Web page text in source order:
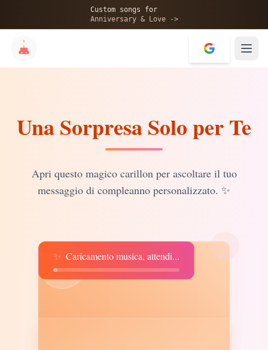
Custom songs for
Anniversary & Love ->
💝
Una Sorpresa Solo per Te
Apri questo magico carillon per ascoltare il tuo
messaggio di compleanno personalizzato. ✨
♫
✨ Caricamento musica, attendi...